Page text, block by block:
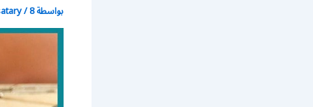
بواسطة /8 نوفمبر، 2017